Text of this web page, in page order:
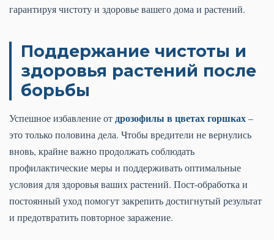
гарантируя чистоту и здоровье вашего дома и растений.
Поддержание чистоты и
здоровья растений после
борьбы
Успешное избавление отдрозофилы в цветах горшках–
это только половина дела. Чтобы вредители не вернулись
вновь, крайне важно продолжать соблюдать
профилактические меры и поддерживать оптимальные
условия для здоровья ваших растений. Пост-обработка и
постоянный уход помогут закрепить достигнутый результат
и предотвратить повторное заражение.